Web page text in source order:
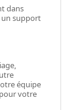
dans
support
équipe
votre